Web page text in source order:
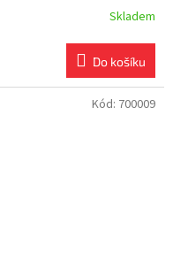
Skladem
Do košíku
Kód: 700009